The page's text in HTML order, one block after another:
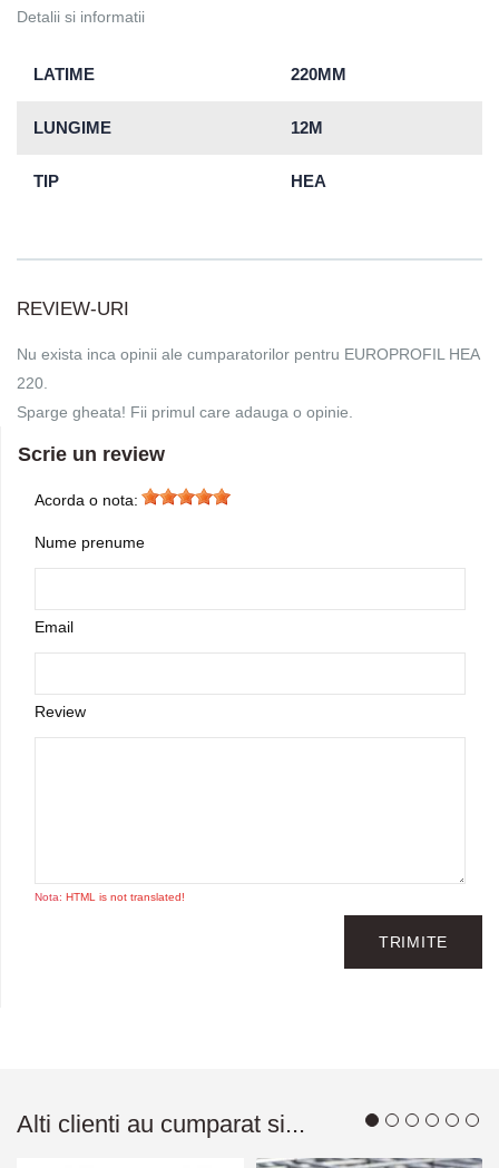
Detalii si informatii
LATIME 220MM
LUNGIME 12M
TIP HEA
REVIEW-URI
Nu exista inca opinii ale cumparatorilor pentru EUROPROFIL HEA
220.
Sparge gheata! Fii primul care adauga o opinie.
Scrie un review
Acorda o nota:
Nume prenume
Email
Review
Nota: HTML is not translated!
TRIMITE
Alti clienti au cumparat si...